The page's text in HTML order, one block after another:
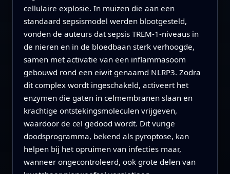
cellulaire explosie. In muizen die aan een
standaard sepsismodel werden blootgesteld,
vonden de auteurs dat sepsis TREM-1-niveaus in
de nieren en in de bloedbaan sterk verhoogde,
samen met activatie van een inflammasoom
gebouwd rond een eiwit genaamd NLRP3. Zodra
dit complex wordt ingeschakeld, activeert het
enzymen die gaten in celmembranen slaan en
krachtige ontstekingsmoleculen vrijgeven,
waardoor de cel gedood wordt. Dit vurige
doodsprogramma, bekend als pyroptose, kan
helpen bij het opruimen van infecties maar,
wanneer ongecontroleerd, ook grote delen van